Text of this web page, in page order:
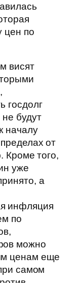
цен по
висят
госдолг
будут
началу
от
Кроме того,
уже
а
инфляция
по
можно
ценам еще
самом